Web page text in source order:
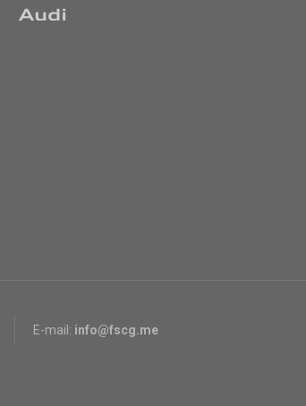
E-mail: info@fscg.me